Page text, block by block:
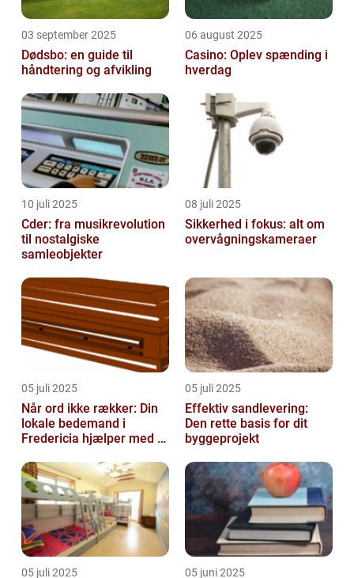
03 september 2025
Dødsbo: en guide til
håndtering og afvikling
06 august 2025
Casino: Oplev spænding i
hverdag
10 juli 2025
Cder: fra musikrevolution
til nostalgiske
samleobjekter
08 juli 2025
Sikkerhed i fokus: alt om
overvågningskameraer
05 juli 2025
Når ord ikke rækker: Din
lokale bedemand i
Fredericia hjælper med at
05 juli 2025
Effektiv sandlevering:
Den rette basis for dit
byggeprojekt
05 juli 2025 05 juni 2025